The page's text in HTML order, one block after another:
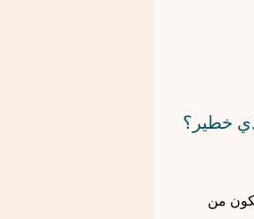
خطير؟
من